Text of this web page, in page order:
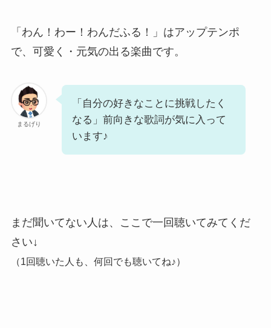
「わん！わー！わんだふる！」はアップテンポ
で、可愛く・元気の出る楽曲です。
まるげり
「自分の好きなことに挑戦したく
なる」前向きな歌詞が気に入って
います♪
まだ聞いてない人は、ここで一回聴いてみてくだ
さい↓
（1回聴いた人も、何回でも聴いてね♪）